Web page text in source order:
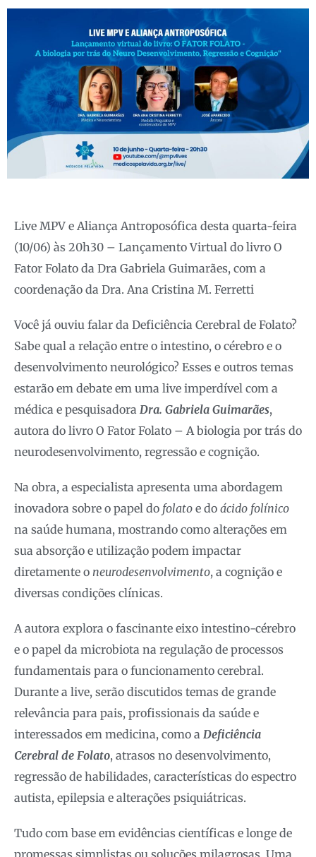
Live MPV e Aliança Antroposófica desta quarta-feira
(10/06) às 20h30 – Lançamento Virtual do livro O
Fator Folato da Dra Gabriela Guimarães, com a
coordenação da Dra. Ana Cristina M. Ferretti
Você já ouviu falar da Deficiência Cerebral de Folato?
Sabe qual a relação entre o intestino, o cérebro e o
desenvolvimento neurológico? Esses e outros temas
estarão em debate em uma live imperdível com a
médica e pesquisadora Dra. Gabriela Guimarães,
autora do livro O Fator Folato – A biologia por trás do
neurodesenvolvimento, regressão e cognição.
Na obra, a especialista apresenta uma abordagem
inovadora sobre o papel do folato e do ácido folínico
na saúde humana, mostrando como alterações em
sua absorção e utilização podem impactar
diretamente o neurodesenvolvimento, a cognição e
diversas condições clínicas.
A autora explora o fascinante eixo intestino-cérebro
e o papel da microbiota na regulação de processos
fundamentais para o funcionamento cerebral.
Durante a live, serão discutidos temas de grande
relevância para pais, profissionais da saúde e
interessados em medicina, como a Deficiência
Cerebral de Folato, atrasos no desenvolvimento,
regressão de habilidades, características do espectro
autista, epilepsia e alterações psiquiátricas.
Tudo com base em evidências científicas e longe de
promessas simplistas ou soluções milagrosas. Uma